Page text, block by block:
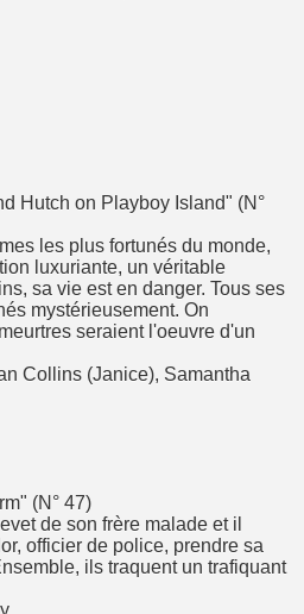
Hutch on Playboy Island" (N°
les plus fortunés du monde,
luxuriante, un véritable
sa vie est en danger. Tous ses
mystérieusement. On
seraient l'oeuvre d'un
Collins (Janice), Samantha
(N° 47)
de son frère malade et il
officier de police, prendre sa
ils traquent un trafiquant